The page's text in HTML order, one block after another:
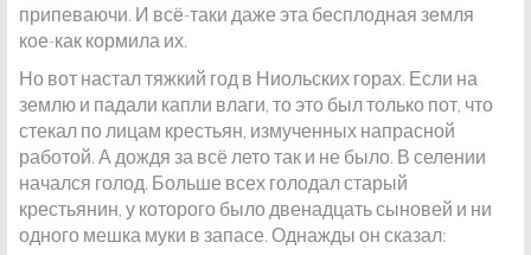
припеваючи. И всё-таки даже эта бесплодная земля
кое-как кормила их.
Но вот настал тяжкий год в Ниольских горах. Если на
землю и падали капли влаги, то это был только пот, что
стекал по лицам крестьян, измученных напрасной
работой. А дождя за всё лето так и не было. В селении
начался голод. Больше всех голодал старый
крестьянин, у которого было двенадцать сыновей и ни
одного мешка муки в запасе. Однажды он сказал: